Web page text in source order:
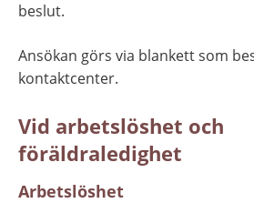
beslut.
Ansökan görs via blankett som
kontaktcenter.
Vid arbetslöshet och
föräldraledighet
Arbetslöshet